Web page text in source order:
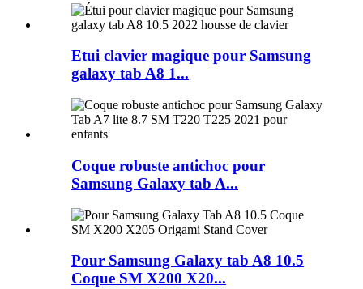
Etui clavier magique pour Samsung
galaxy tab A8 1...
Coque robuste antichoc pour
Samsung Galaxy tab A...
Pour Samsung Galaxy tab A8 10.5
Coque SM X200 X20...